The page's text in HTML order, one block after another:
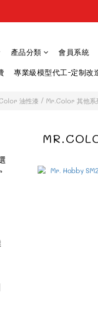
產品分類 會員系統
專業級模型代工-定制改
油性漆 / Mr.Color 其他系